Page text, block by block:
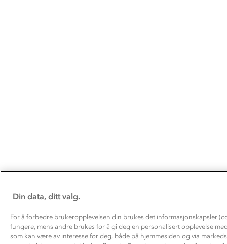
Din data, ditt valg.
For å forbedre brukeropplevelsen din brukes det informasjonskapsler
fungere, mens andre brukes for å gi deg en personalisert opplevelse
som kan være av interesse for deg, både på hjemmesiden og via